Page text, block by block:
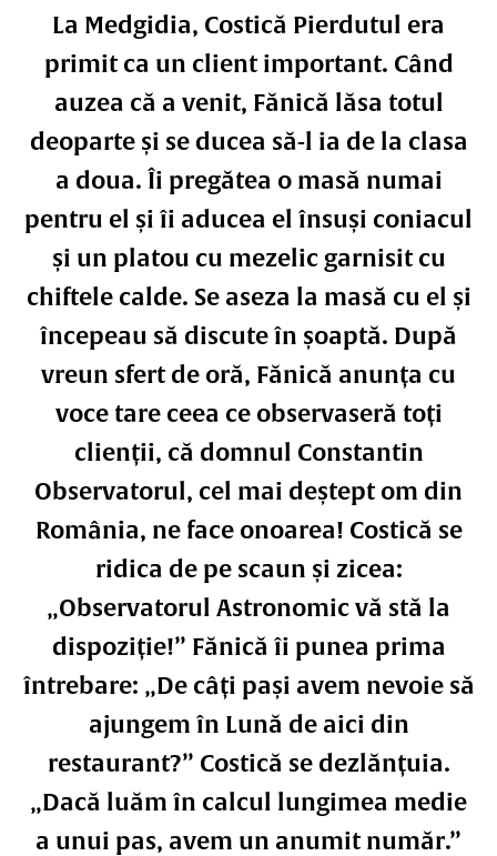
La Medgidia, Costică Pierdutul era
primit ca un client important. Când
auzea că a venit, Fănică lăsa totul
deoparte și se ducea să-l ia de la clasa
a doua. Îi pregătea o masă numai
pentru el și îi aducea el însuși coniacul
și un platou cu mezelic garnisit cu
chiftele calde. Se aseza la masă cu el și
începeau să discute în șoaptă. După
vreun sfert de oră, Fănică anunța cu
voce tare ceea ce observaseră toți
clienții, că domnul Constantin
Observatorul, cel mai deștept om din
România, ne face onoarea! Costică se
ridica de pe scaun și zicea:
„Observatorul Astronomic vă stă la
dispoziție!” Fănică îi punea prima
întrebare: „De câți pași avem nevoie să
ajungem în Lună de aici din
restaurant?” Costică se dezlănțuia.
„Dacă luăm în calcul lungimea medie
a unui pas, avem un anumit număr.”